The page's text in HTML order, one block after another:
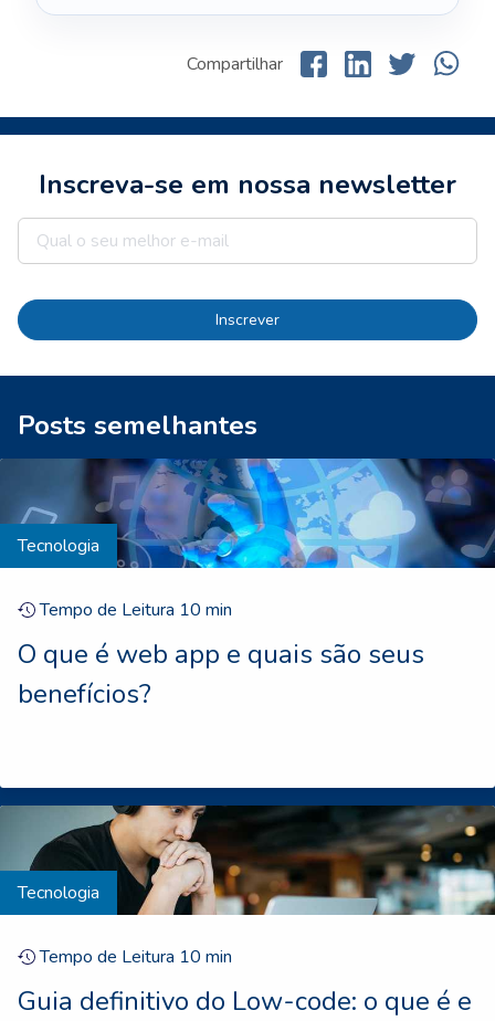
Compartilhar
Inscreva-se em nossa newsletter
Inscrever
Posts semelhantes
Tecnologia
Tempo de Leitura 10 min
O que é web app e quais são seus
benefícios?
Tecnologia
Tempo de Leitura 10 min
Guia definitivo do Low-code: o que é e